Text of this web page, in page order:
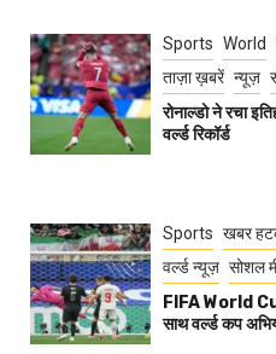
Sports World
ताज़ा ख़बरें न्यूज़
रोनाल्डो ने रचा
वर्ल्ड रिकॉर्ड
Sports खबर
वर्ल्ड न्यूज़ सोशल
FIFA World
साथ वर्ल्ड कप